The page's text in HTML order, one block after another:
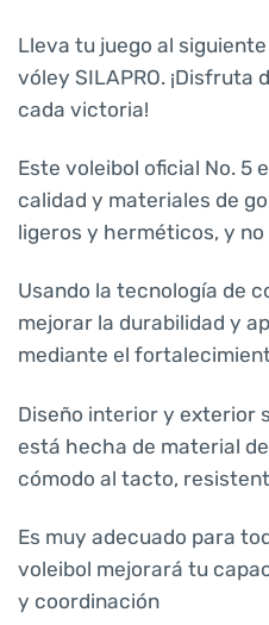
Lleva tu juego al
vóley SILAPRO. ¡Disfruta
cada victoria!
Este voleibol oficial No. 5
calidad y materiales de
ligeros y herméticos, y
Usando la tecnología de
mejorar la durabilidad y
mediante el
Diseño interior y exterior
está hecha de material
cómodo al tacto,
Es muy adecuado para
voleibol mejorará tu
y coordinación